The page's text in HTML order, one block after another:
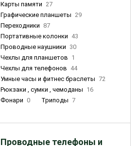
Карты памяти 27
Графические планшеты 29
Переходники 87
Портативные колонки 43
Проводные наушники 30
Чехлы для планшетов 1
Чехлы для телефонов 44
Умные часы и фитнес браслеты 72
Рюкзаки , сумки , чемоданы 16
Фонари 0 Триподы 7
Проводные телефоны и